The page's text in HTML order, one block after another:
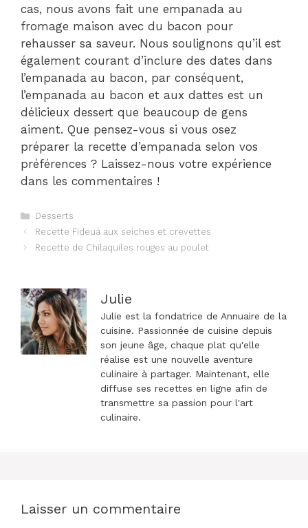
cas, nous avons fait une empanada au
fromage maison avec du bacon pour
rehausser sa saveur. Nous soulignons qu’il est
également courant d’inclure des dates dans
l’empanada au bacon, par conséquent,
l’empanada au bacon et aux dattes est un
délicieux dessert que beaucoup de gens
aiment. Que pensez-vous si vous osez
préparer la recette d’empanada selon vos
préférences ? Laissez-nous votre expérience
dans les commentaires !
Catégories
Desserts
Navigation
des
Recette Fideuá aux seiches et crevettes
Recette de Chilaquiles rouges au poulet
Julie
Julie est la fondatrice de Annuaire de la
cuisine. Passionnée de cuisine depuis
son jeune âge, chaque plat qu'elle
réalise est une nouvelle aventure
culinaire à partager. Maintenant, elle
diffuse ses recettes en ligne afin de
transmettre sa passion pour l'art
culinaire.
Laisser un commentaire